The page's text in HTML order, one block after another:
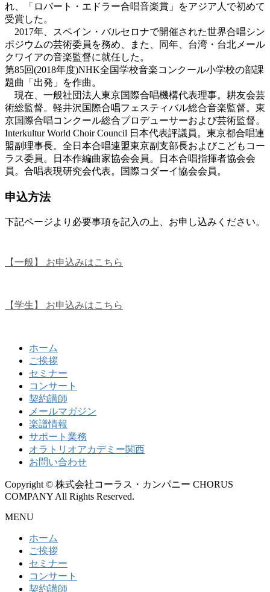
れ、「ロバート・エドラー合唱音楽賞」をアジア人で初めて
受賞した。
2017年、スペイン・バルセロナで開催された世界合唱シン
ポジウムの芸術委員を務め、また、同年、台湾・台北メール
クワイアの音楽監督に就任した。
第85回(2018年度)NHK全国学校音楽コンクール小学校の部課
題曲「出発」を作曲。
現在、一般社団法人東京国際合唱機構代表理事。耕友会芸
術総監督。軽井沢国際合唱フェスティバル総合音楽監督。東
京国際合唱コンクール総合プロデューサーおよび芸術監督。
Interkultur World Choir Council 日本代表評議員。東京都合唱連
盟副理事長。全日本合唱連盟東京副支部長およびこどもコー
ラス委員。日本作編曲家協会会員。日本合唱指揮者協会会
員。合唱表現研究会代表。国際コダーイ協会会員。
申込方法
下記ページより必要事項を記入の上、お申し込みください。
【一般】 お申込みはこちら
【学生】 お申込みはこちら
ホーム
ご挨拶
セミナー
コンサート
契約講師
メールマガジン
楽譜情報
サポート業務
オラトリオアカデミー関西
お問い合わせ
Copyright © 株式会社コーラス・カンパニー CHORUS
COMPANY All Rights Reserved.
MENU
ホーム
ご挨拶
セミナー
コンサート
契約講師